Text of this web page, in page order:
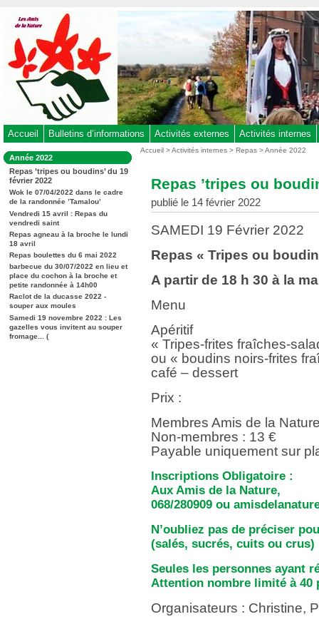
au
contenu
-
Aller
au
menu
-
à
la
recherche
Accueil Bulletins d’informations Activités externes Activités internes
Dans
la
rubrique
:
Année 2022
Repas ’tripes ou boudins’ du 19
février 2022
Wok le 07/04/2022 dans le cadre
de la randonnée ’Tamalou’
Vendredi 15 avril : Repas du
vendredi saint
Repas agneau à la broche le lundi
18 avril
Repas boulettes du 6 mai 2022
barbecue du 30/07/2022 en lieu et
place du cochon à la broche et
petite randonnée à 14h00
Raclot de la ducasse 2022 -
souper aux moules
Samedi 19 novembre 2022 : Les
gazelles vous invitent au souper
fromage... (
Vous
Accueil >Activités internes >Repas >Année 2022
Repas ’tripes ou
publié le 14 février 2022
SAMEDI 19 Février 2022
Repas « Tripes ou
A partir de 18 h 30 à la
Menu
Apéritif
« Tripes-frites fraîches-
ou « boudins noirs-frites
café – dessert
Prix :
Membres Amis de la
Non-membres : 13 €
Payable uniquement sur
Inscriptions Obligatoire :
Aux Amis de la Nature,
068/280909 ou
N’oubliez pas de préciser
(salés, sucrés, cuits ou crus)
Seules les personnes ayant
Attention nombre limité à 40
Organisateurs : Christine,